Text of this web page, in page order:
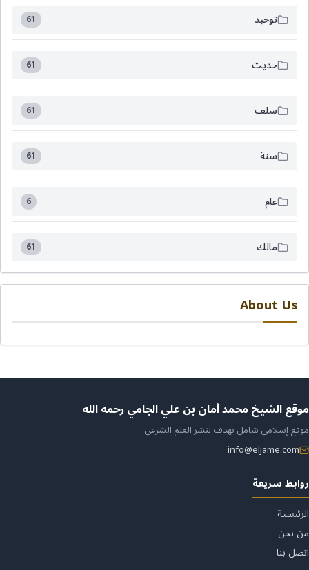
توحيد 61
حديث 61
سلف 61
سنة 61
عام 6
مالك 61
About Us
عن
الموقع
موقع الشيخ محمد أمان بن علي الجامي رحمه الله
موقع إسلامي شامل يهدف لنشر العلم الشرعي.
info@eljame.com
روابط سريعة
الرئيسية
من نحن
اتصل بنا